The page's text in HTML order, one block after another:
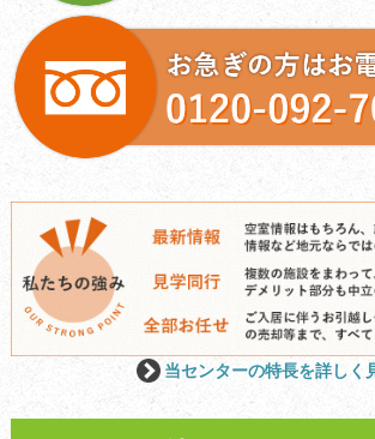
当センターの特長を詳しく